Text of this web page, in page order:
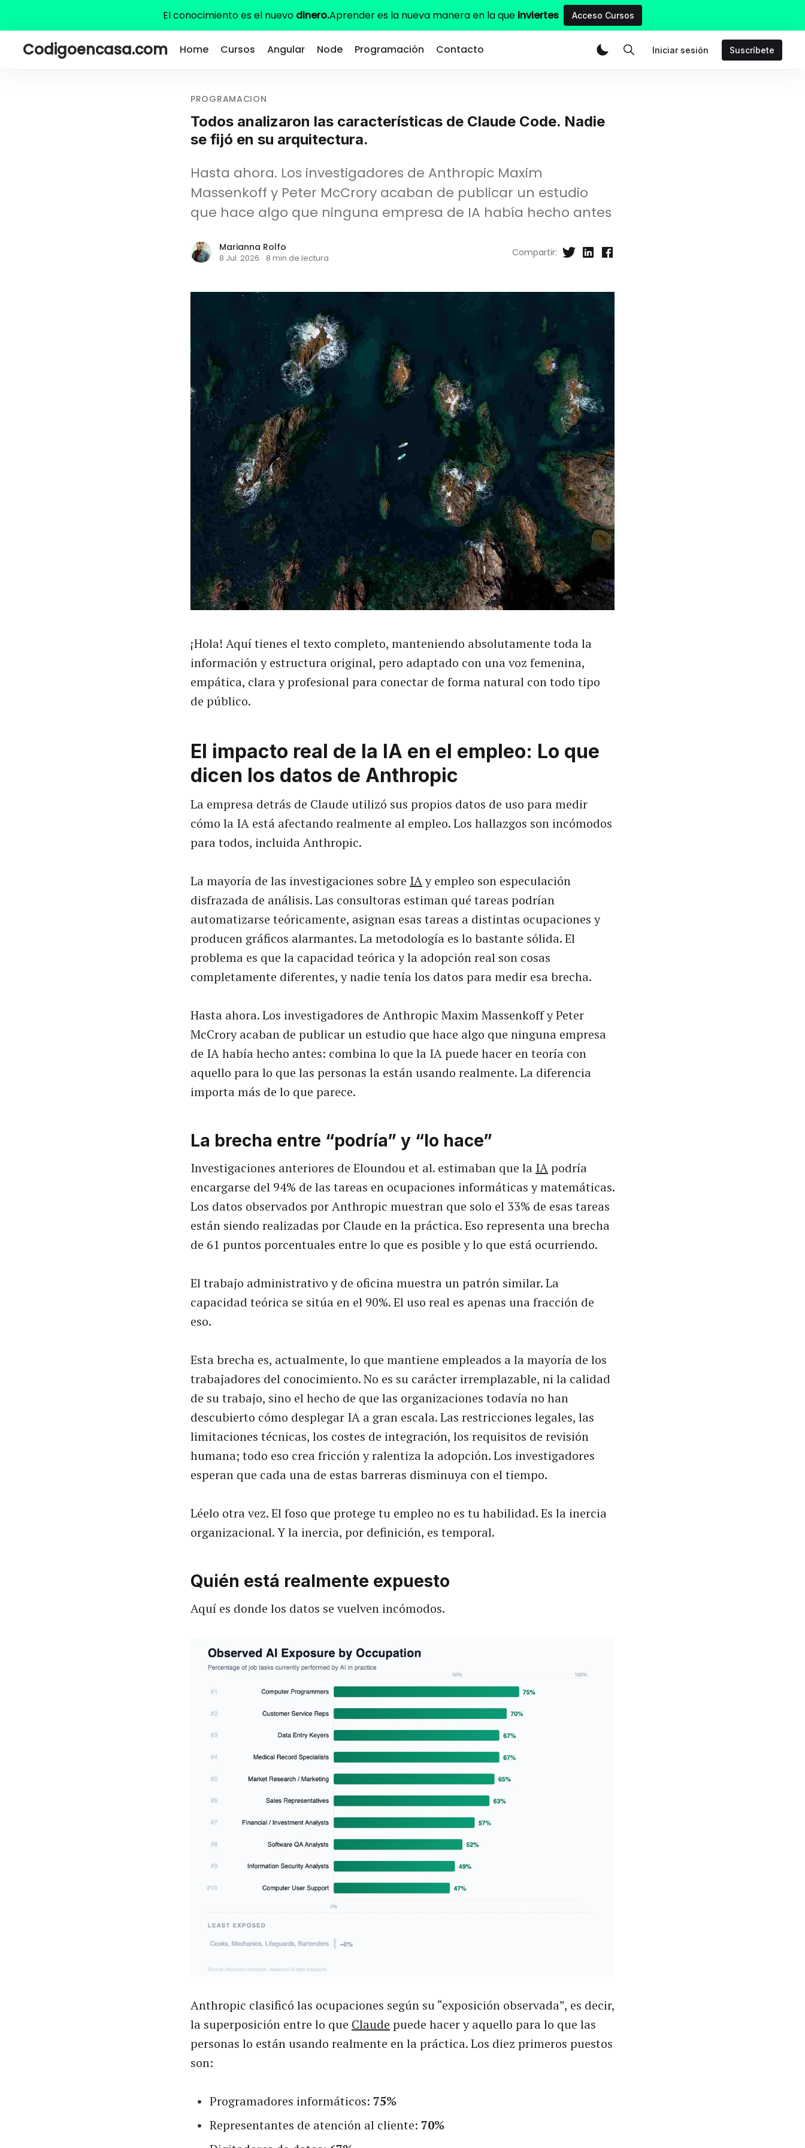
El conocimiento es el nuevo dinero.Aprender es la nueva manera en la que inviertes Acceso Cursos
Codigoencasa.com Home Cursos Angular Node Programación Contacto Iniciar sesión Suscríbete
PROGRAMACION
Todos analizaron las características de Claude Code. Nadie
se fijó en su arquitectura.
Hasta ahora. Los investigadores de Anthropic Maxim
Massenkoff y Peter McCrory acaban de publicar un estudio
que hace algo que ninguna empresa de IA había hecho antes
Marianna Rolfo
8 Jul. 2026 · 8 min de lectura Compartir:
¡Hola! Aquí tienes el texto completo, manteniendo absolutamente toda la
información y estructura original, pero adaptado con una voz femenina,
empática, clara y profesional para conectar de forma natural con todo tipo
de público.
El impacto real de la IA en el empleo: Lo que
dicen los datos de Anthropic
La empresa detrás de Claude utilizó sus propios datos de uso para medir
cómo la IA está afectando realmente al empleo. Los hallazgos son incómodos
para todos, incluida Anthropic.
La mayoría de las investigaciones sobre IAy empleo son especulación
disfrazada de análisis. Las consultoras estiman qué tareas podrían
automatizarse teóricamente, asignan esas tareas a distintas ocupaciones y
producen gráficos alarmantes. La metodología es lo bastante sólida. El
problema es que la capacidad teórica y la adopción real son cosas
completamente diferentes, y nadie tenía los datos para medir esa brecha.
Hasta ahora. Los investigadores de Anthropic Maxim Massenkoff y Peter
McCrory acaban de publicar un estudio que hace algo que ninguna empresa
de IA había hecho antes: combina lo que la IA puede hacer en teoría con
aquello para lo que las personas la están usando realmente. La diferencia
importa más de lo que parece.
La brecha entre “podría” y “lo hace”
Investigaciones anteriores de Eloundou et al. estimaban que la IApodría
encargarse del 94% de las tareas en ocupaciones informáticas y matemáticas.
Los datos observados por Anthropic muestran que solo el 33% de esas tareas
están siendo realizadas por Claude en la práctica. Eso representa una brecha
de 61 puntos porcentuales entre lo que es posible y lo que está ocurriendo.
El trabajo administrativo y de oficina muestra un patrón similar. La
capacidad teórica se sitúa en el 90%. El uso real es apenas una fracción de
eso.
Esta brecha es, actualmente, lo que mantiene empleados a la mayoría de los
trabajadores del conocimiento. No es su carácter irremplazable, ni la calidad
de su trabajo, sino el hecho de que las organizaciones todavía no han
descubierto cómo desplegar IA a gran escala. Las restricciones legales, las
limitaciones técnicas, los costes de integración, los requisitos de revisión
humana; todo eso crea fricción y ralentiza la adopción. Los investigadores
esperan que cada una de estas barreras disminuya con el tiempo.
Léelo otra vez. El foso que protege tu empleo no es tu habilidad. Es la inercia
organizacional. Y la inercia, por definición, es temporal.
Quién está realmente expuesto
Aquí es donde los datos se vuelven incómodos.
Anthropic clasificó las ocupaciones según su “exposición observada”, es decir,
la superposición entre lo que Claude puede hacer y aquello para lo que las
personas lo están usando realmente en la práctica. Los diez primeros puestos
son:
Programadores informáticos: 75%
Representantes de atención al cliente: 70%